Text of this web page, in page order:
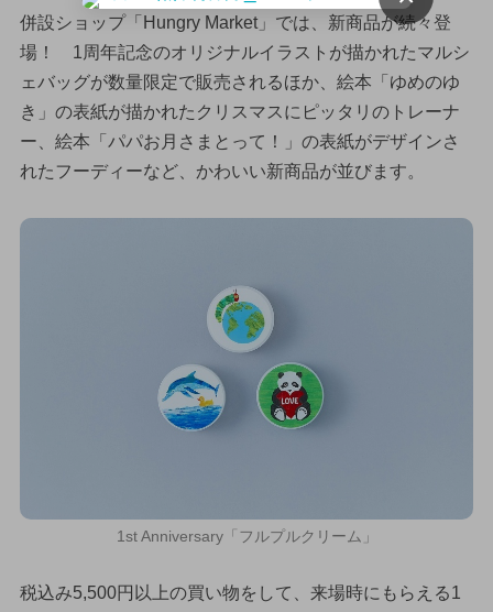
併設ショップ「Hungry Market」では、新商品が続々登
場！ 1周年記念のオリジナルイラストが描かれたマルシ
ェバッグが数量限定で販売されるほか、絵本「ゆめのゆ
き」の表紙が描かれたクリスマスにピッタリのトレーナ
ー、絵本「パパお月さまとって！」の表紙がデザインさ
れたフーディーなど、かわいい新商品が並びます。
1st Anniversary「フルプルクリーム」
税込み5,500円以上の買い物をして、来場時にもらえる1